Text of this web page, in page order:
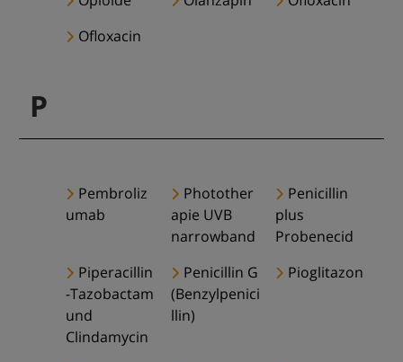
Ofloxacin
P
Pembroliz
umab
Photother
apie UVB
narrowband
Penicillin
plus
Probenecid
Piperacillin
-Tazobactam
und
Clindamycin
Penicillin G
(Benzylpenici
llin)
Pioglitazon